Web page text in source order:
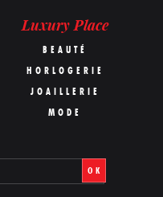
Luxury Place
BEAUTÉ
HORLOGERIE
JOAILLERIE
MODE
OK